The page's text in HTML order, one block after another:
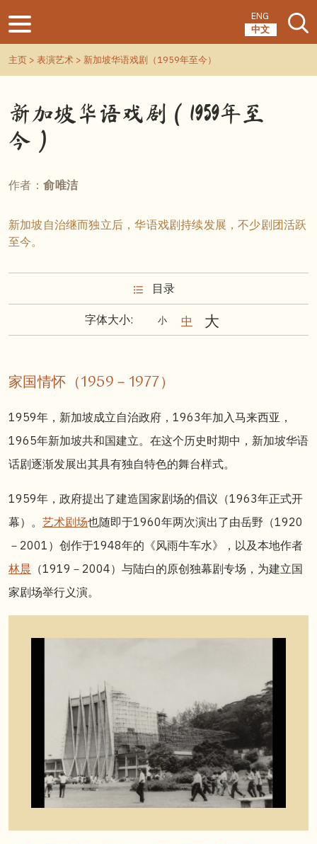
ENG
中文
主页 > 表演艺术 > 新加坡华语戏剧（1959年至今）
新加坡华语戏剧（1959年至
今）
作者：俞唯洁
新加坡自治继而独立后，华语戏剧持续发展，不少剧团活跃
至今。
目录
字体大小:
家国情怀（1959－1977）
1959年，新加坡成立自治政府，1963年加入马来西亚，
1965年新加坡共和国建立。在这个历史时期中，新加坡华语
话剧逐渐发展出其具有独自特色的舞台样式。
1959年，政府提出了建造国家剧场的倡议（1963年正式开
幕）。 艺术剧场也随即于1960年两次演出了由岳野（1920
－2001）创作于1948年的《风雨牛车水》
， 以及本地作者
林晨 （1919－2004）与陆白的原创独幕剧专场，为建立国
家剧场举行义演。